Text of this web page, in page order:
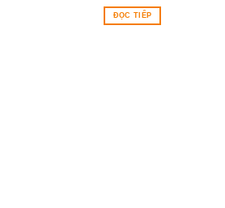
ĐỌC TIẾP